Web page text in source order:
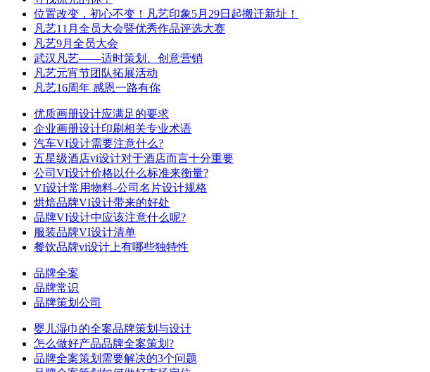
位置改变，初心不变！凡艺印象5月29日起搬迁新址！
凡艺11月全员大会暨优秀作品评选大赛
凡艺9月全员大会
武汉凡艺——适时策划、创意营销
凡艺元宵节团队拓展活动
凡艺16周年 感恩一路有你
优质画册设计应满足的要求
企业画册设计印刷相关专业术语
汽车VI设计需要注意什么?
五星级酒店vi设计对于酒店而言十分重要
公司VI设计价格以什么标准来衡量?
VI设计常用物料-公司名片设计规格
烘焙品牌VI设计带来的好处
品牌VI设计中应该注意什么呢?
服装品牌VI设计清单
餐饮品牌vi设计上有哪些独特性
品牌全案
品牌常识
品牌策划公司
婴儿湿巾的全案品牌策划与设计
怎么做好产品品牌全案策划?
品牌全案策划需要解决的3个问题